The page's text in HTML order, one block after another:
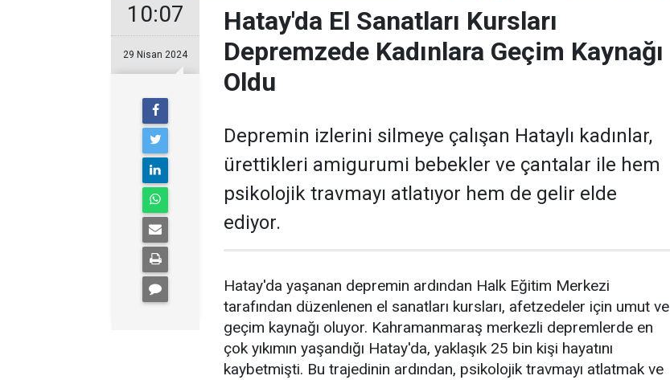
10:07
29 Nisan 2024
Hatay'da El Sanatları Kursları
Depremzede Kadınlara Geçim Kaynağı
Oldu
Depremin izlerini silmeye çalışan Hataylı kadınlar,
ürettikleri amigurumi bebekler ve çantalar ile hem
psikolojik travmayı atlatıyor hem de gelir elde
ediyor.
Hatay'da yaşanan depremin ardından Halk Eğitim Merkezi
tarafından düzenlenen el sanatları kursları, afetzedeler için umut ve
geçim kaynağı oluyor. Kahramanmaraş merkezli depremlerde en
çok yıkımın yaşandığı Hatay'da, yaklaşık 25 bin kişi hayatını
kaybetmişti. Bu trajedinin ardından, psikolojik travmayı atlatmak ve